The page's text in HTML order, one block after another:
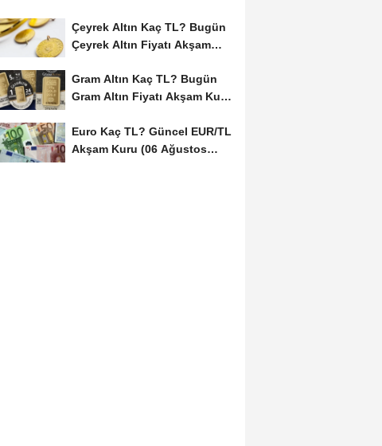
Çeyrek Altın Kaç TL? Bugün
Çeyrek Altın Fiyatı Akşam
Gram Altın Kaç TL? Bugün
Gram Altın Fiyatı Akşam Kuru
Euro Kaç TL? Güncel EUR/TL
Akşam Kuru (06 Ağustos